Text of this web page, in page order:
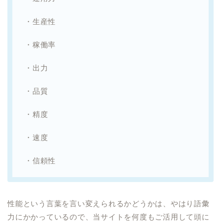
・生産性
・稼働率
・出力
・品質
・精度
・速度
・信頼性
性能という言葉を言い変えられるかどうかは、やはり語彙
力にかかっているので、当サイトを何度もご活用して頭に